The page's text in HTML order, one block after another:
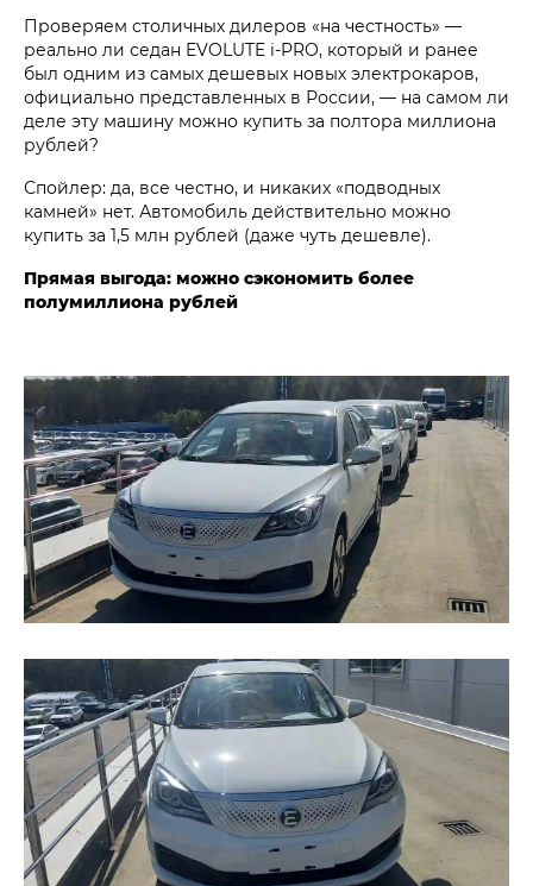
Проверяем столичных дилеров «на честность» —
реально ли седан EVOLUTE i‑PRO, который и ранее
был одним из самых дешевых новых электрокаров,
официально представленных в России, — на самом ли
деле эту машину можно купить за полтора миллиона
рублей?
Спойлер: да, все честно, и никаких «подводных
камней» нет. Автомобиль действительно можно
купить за 1,5 млн рублей (даже чуть дешевле).
Прямая выгода: можно сэкономить более
полумиллиона рублей